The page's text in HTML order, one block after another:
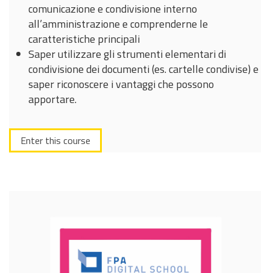
comunicazione e condivisione interno
all’amministrazione e comprenderne le
caratteristiche principali
Saper utilizzare gli strumenti elementari di
condivisione dei documenti (es. cartelle condivise) e
saper riconoscere i vantaggi che possono
apportare.
Enter this course